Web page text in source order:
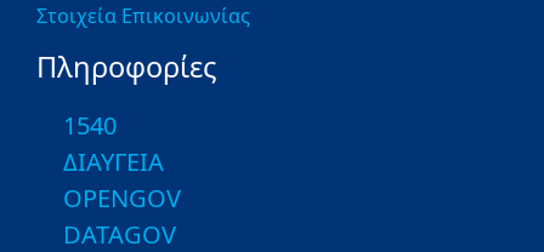
Στοιχεία Επικοινωνίας
Πληροφορίες
1540
ΔΙΑΥΓΕΙΑ
OPENGOV
DATAGOV